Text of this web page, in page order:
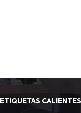
ETIQUETAS CALIENTES